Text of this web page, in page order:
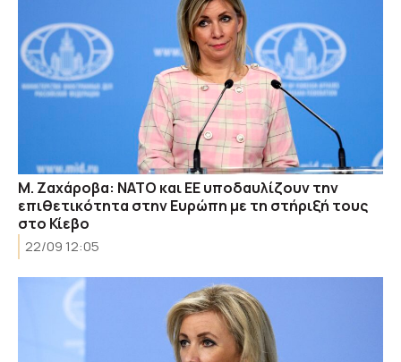
Μ. Ζαχάροβα: ΝΑΤΟ και ΕΕ υποδαυλίζουν την
επιθετικότητα στην Ευρώπη με τη στήριξή τους
στο Κίεβο
22/09 12:05